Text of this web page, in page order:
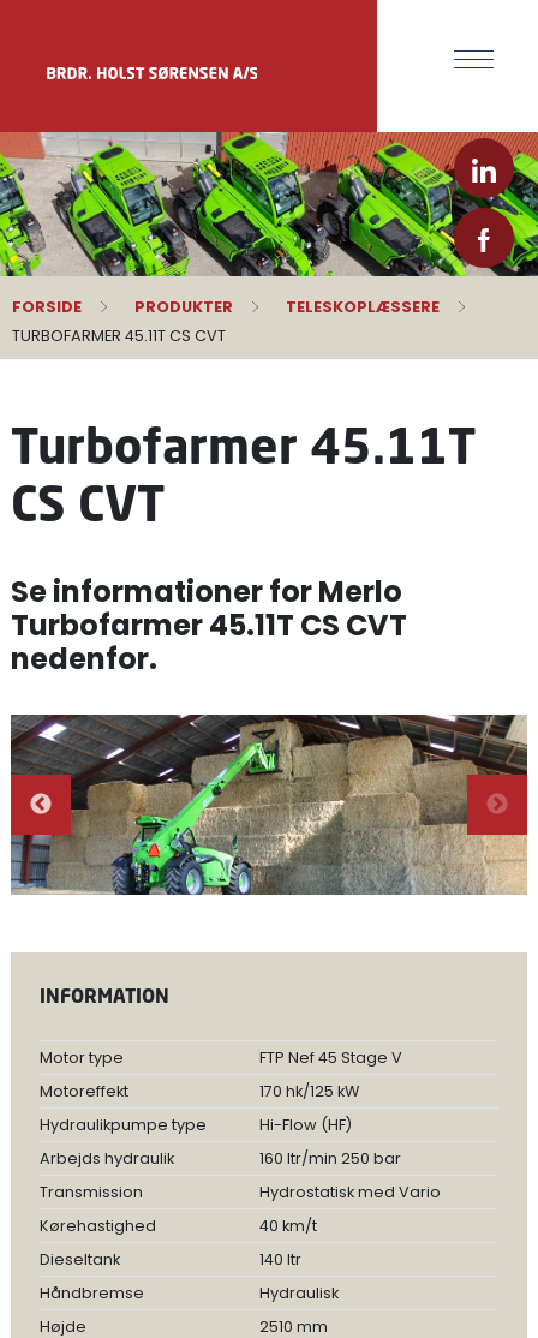
FORSIDE PRODUKTER
TELESKOPLÆSSERE
TURBOFARMER 45.11T CS CVT
Turbofarmer 45.11T
CS CVT
Se informationer for Merlo
Turbofarmer 45.11T CS CVT
nedenfor.
INFORMATION
Motor type
FTP Nef 45 Stage V
Motoreffekt
170 hk/125 kW
Hydraulikpumpe type
Hi-Flow (HF)
Arbejds hydraulik
160 ltr/min 250 bar
Transmission
Hydrostatisk med Vario
Kørehastighed
40 km/t
Dieseltank
140 ltr
Håndbremse
Hydraulisk
Højde
2510 mm